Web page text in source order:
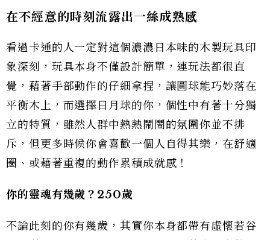
在不經意的時刻流露出一絲成熟感
看過卡通的人一定對這個濃濃日本味的木製玩具印
象深刻，玩具本身不僅設計簡單，連玩法都很直
覺，藉著手部動作的仔細拿捏，讓圓球能巧妙落在
平衡木上，而選擇日月球的你，個性中有著十分獨
立的特質，雖然人群中熱熱鬧鬧的氛圍你並不排
斥，但更多時候你會喜歡一個人自得其樂，在舒適
圈、或藉著重複的動作累積成就感！
你的靈魂有幾歲？250歲
不論此刻的你有幾歲，其實你本身都帶有虛懷若谷